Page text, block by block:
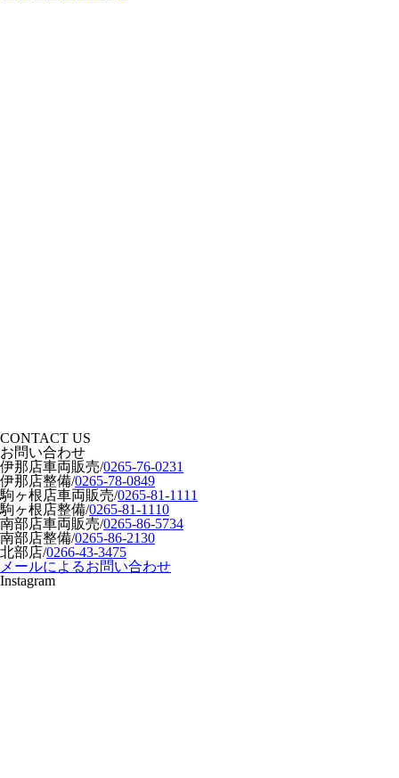
CONTACT US
お問い合わせ
伊那店車両販売/0265-76-0231
伊那店整備/0265-78-0849
駒ヶ根店車両販売/0265-81-1111
駒ヶ根店整備/0265-81-1110
南部店車両販売/0265-86-5734
南部店整備/0265-86-2130
北部店/0266-43-3475
メールによるお問い合わせ
Instagram